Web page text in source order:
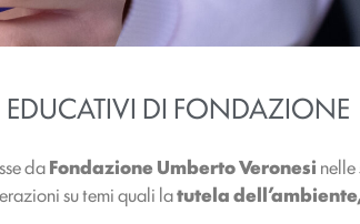
EDUCATIVI DI FONDAZIONE
daFondazione Umberto Veronesi
su temi quali latutela